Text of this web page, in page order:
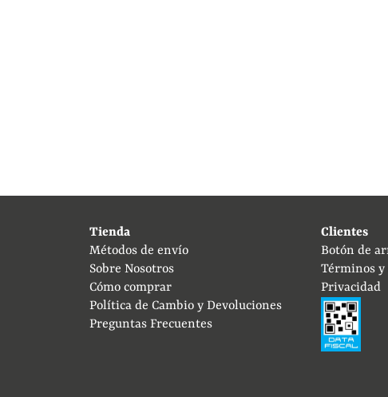
Tienda
Métodos de envío
Sobre Nosotros
Cómo comprar
Política de Cambio y Devoluciones
Preguntas Frecuentes
Clientes
Botón de
Términos y
Privacidad